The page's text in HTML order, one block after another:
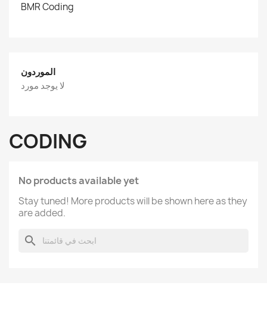
BMR Coding
الموردون
لا يوجد مورد
CODING
No products available yet
Stay tuned! More products will be shown here as they
are added.
search